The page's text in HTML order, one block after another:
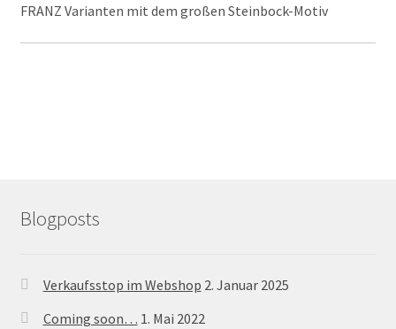
FRANZ Varianten mit dem großen Steinbock-Motiv
Blogposts
Verkaufsstop im Webshop 2. Januar 2025
Coming soon… 1. Mai 2022